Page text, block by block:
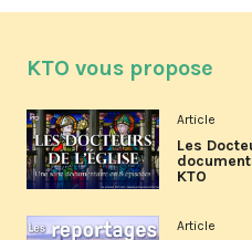
KTO vous propose
Article
Les
KTO
Article